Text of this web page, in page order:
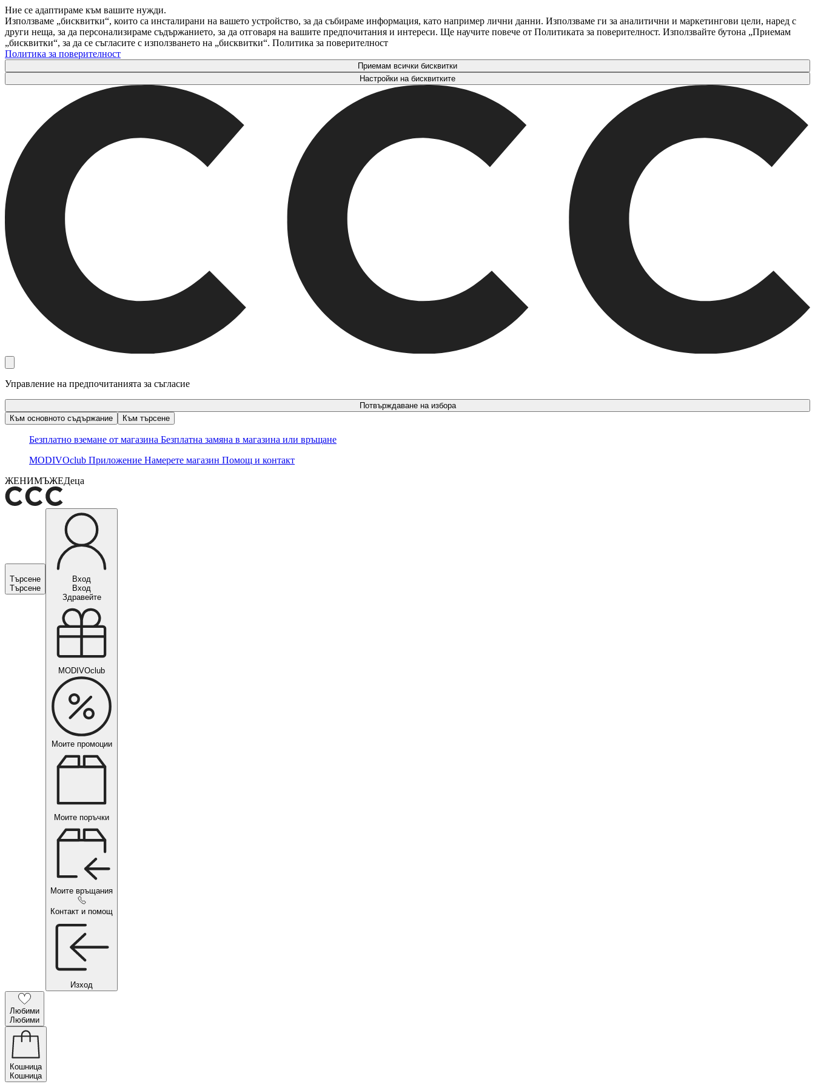
Ние се адаптираме към вашите нужди.
Използваме „бисквитки“, които са инсталирани на вашето устройство, за да събираме информация, като например лични данни. Използваме ги за аналитични и маркетингови цели, наред с
други неща, за да персонализираме съдържанието, за да отговаря на вашите предпочитания и интереси. Ще научите повече от Политиката за поверителност. Използвайте бутона „Приемам
„бисквитки“, за да се съгласите с използването на „бисквитки“. Политика за поверителност
Политика за поверителност
Приемам всички бисквитки
Настройки на бисквитките
Управление на предпочитанията за съгласие
Потвърждаване на избора
Към основното съдържание
Към търсене
Безплатно вземане от магазина Безплатна замяна в магазина или връщане
MODIVOclub Приложение Намерете магазин Помощ и контакт
ЖЕНИМЪЖЕДеца
Търсене
Търсене
Вход
Вход
Здравейте
MODIVOclub
Моите промоции
Моите поръчки
Моите връщания
Контакт и помощ
Изход
Любими
Любими
Кошница
Кошница